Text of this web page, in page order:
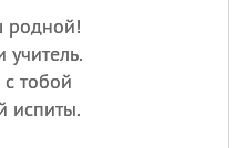
родной!
учитель.
тобой
испиты.